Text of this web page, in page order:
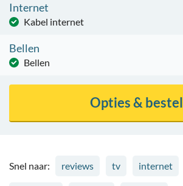
Internet
Kabel internet
Bellen
Bellen
Opties & bestel
Snel naar: reviews tv internet